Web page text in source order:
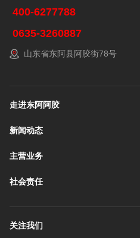
400-6277788
0635-3260887
山东省东阿县阿胶街78号
走进东阿阿胶
新闻动态
主营业务
社会责任
关注我们